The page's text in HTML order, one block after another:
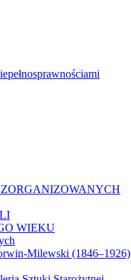
WIEKU
Milewski (1846–1926)